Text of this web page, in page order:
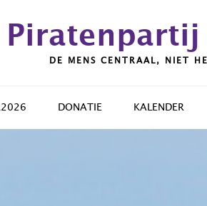
DE MENS CENTRAAL, NIET
DONATIE KALENDER